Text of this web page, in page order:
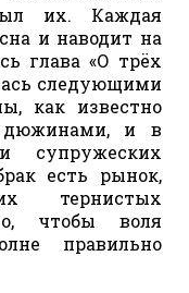
их. Каждая
и наводит на
глава «О трёх
следующими
как известно
дюжинами, и в
супружеских
есть рынок,
тернистых
чтобы воля
правильно